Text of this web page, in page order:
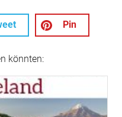
Pin
könnten: